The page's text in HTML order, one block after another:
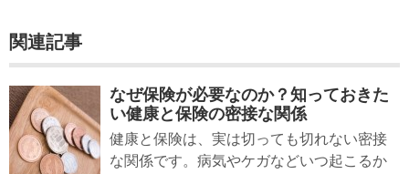
関連記事
なぜ保険が必要なのか？知っておきた
い健康と保険の密接な関係
健康と保険は、実は切っても切れない密接
な関係です。病気やケガなどいつ起こるか